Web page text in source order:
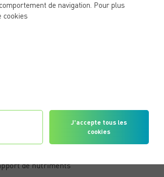
fondation solide
de la
articulations, et une
de résistance
corps comme les
avec des charges
plus forts au fil du
essentiel à la
plus grand amplitude
du risque de
de nutriments
CATÉGORIES
Activité
Bien-être &
Coaching
Nutrition &
Sport Santé
de navigation. Pour plus
cookies
J'accepte tous les
cookies